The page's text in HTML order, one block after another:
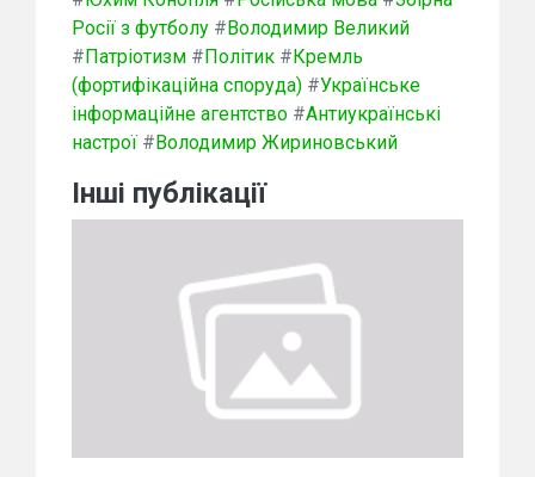
Росії з футболу #Володимир Великий
#Патріотизм #Політик #Кремль
(фортифікаційна споруда) #Українське
інформаційне агентство #Антиукраїнські
настрої #Володимир Жириновський
Інші публікації